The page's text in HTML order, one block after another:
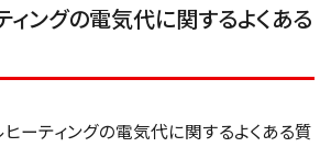
ィングの電気代に関するよくある
ヒーティングの電気代に関するよくある質